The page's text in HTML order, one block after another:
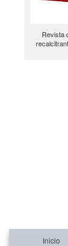
Revista
Inicio